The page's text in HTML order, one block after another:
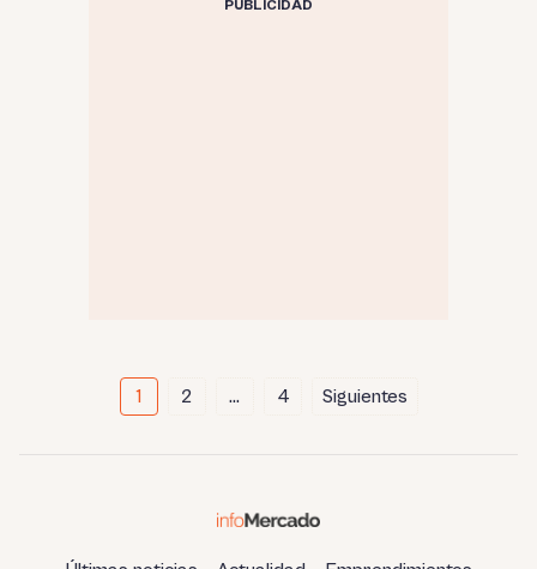
PUBLICIDAD
1 2 … 4 Siguientes